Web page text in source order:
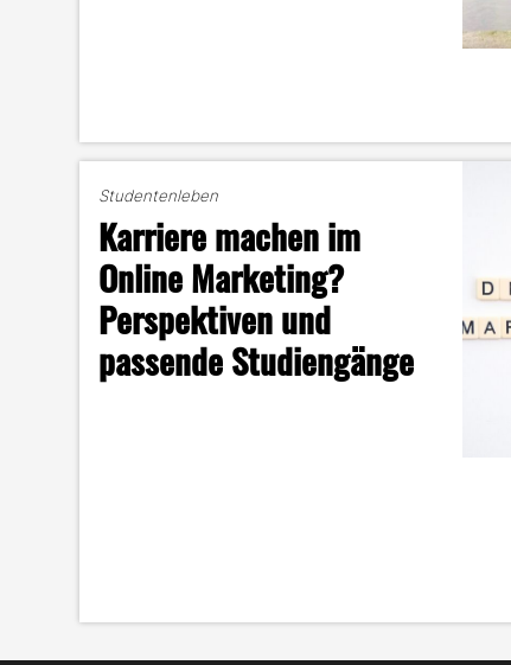
Studentenleben
Karriere machen im
Online Marketing?
Perspektiven und
passende Studiengänge